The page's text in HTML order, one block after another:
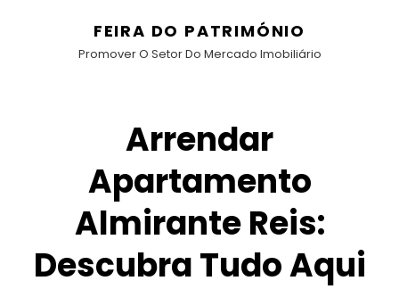
FEIRA DO PATRIMÓNIO
Promover O Setor Do Mercado Imobiliário
Arrendar
Apartamento
Almirante Reis:
Descubra Tudo Aqui